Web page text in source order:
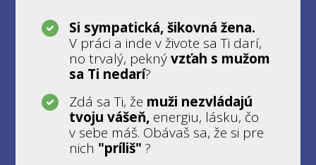
Si sympatická, šikovná žena.
V práci a inde v živote sa Ti darí,
no trvalý, peknývzťah s mužom
sa Ti nedarí?
Zdá sa Ti, že muži nezvládajú
tvoju vášeň, energiu, lásku, čo
v sebe máš. Obávaš sa, že si pre
nich "príliš"?